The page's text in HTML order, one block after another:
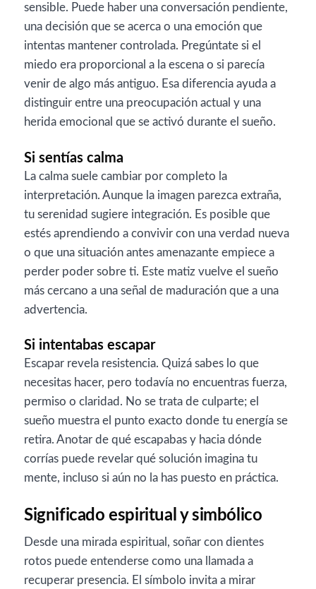
sensible. Puede haber una conversación pendiente,
una decisión que se acerca o una emoción que
intentas mantener controlada. Pregúntate si el
miedo era proporcional a la escena o si parecía
venir de algo más antiguo. Esa diferencia ayuda a
distinguir entre una preocupación actual y una
herida emocional que se activó durante el sueño.
Si sentías calma
La calma suele cambiar por completo la
interpretación. Aunque la imagen parezca extraña,
tu serenidad sugiere integración. Es posible que
estés aprendiendo a convivir con una verdad nueva
o que una situación antes amenazante empiece a
perder poder sobre ti. Este matiz vuelve el sueño
más cercano a una señal de maduración que a una
advertencia.
Si intentabas escapar
Escapar revela resistencia. Quizá sabes lo que
necesitas hacer, pero todavía no encuentras fuerza,
permiso o claridad. No se trata de culparte; el
sueño muestra el punto exacto donde tu energía se
retira. Anotar de qué escapabas y hacia dónde
corrías puede revelar qué solución imagina tu
mente, incluso si aún no la has puesto en práctica.
Significado espiritual y simbólico
Desde una mirada espiritual, soñar con dientes
rotos puede entenderse como una llamada a
recuperar presencia. El símbolo invita a mirar